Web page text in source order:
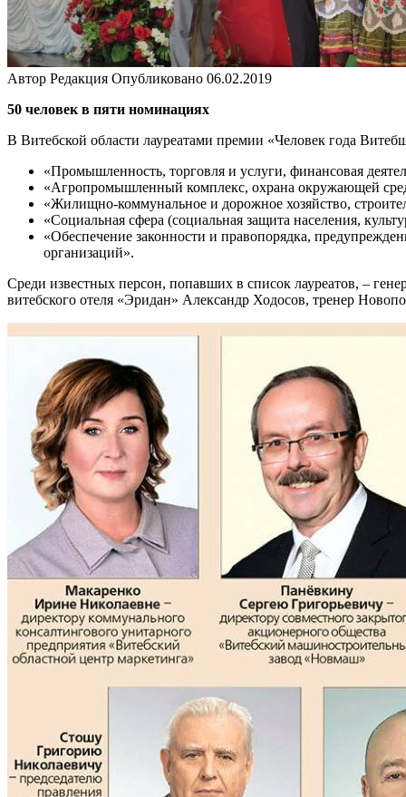
Автор Редакция Опубликовано 06.02.2019
50 человек в пяти номинациях
В Витебской области лауреатами премии «Человек года
«Промышленность, торговля и услуги, финансовая
«Агропромышленный комплекс, охрана окружающей
«Жилищно-коммунальное и дорожное хозяйство,
«Социальная сфера (социальная защита населения,
«Обеспечение законности и правопорядка,
организаций».
Среди известных персон, попавших в список лауреатов, –
витебского отеля «Эридан» Александр Ходосов, тренер